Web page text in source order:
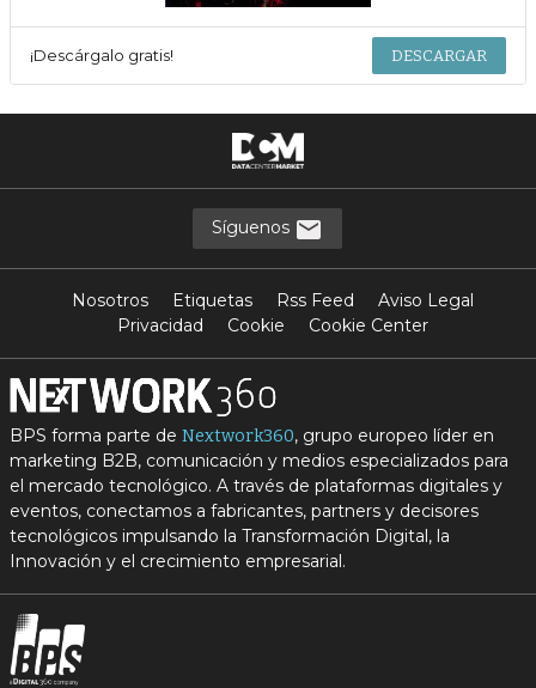
¡Descárgalo gratis! DESCARGAR
Síguenos
Nosotros Etiquetas Rss Feed
Aviso Legal
Privacidad
Cookie Cookie Center
BPS forma parte de Nextwork360, grupo europeo líder en
marketing B2B, comunicación y medios especializados para
el mercado tecnológico. A través de plataformas digitales y
eventos, conectamos a fabricantes, partners y decisores
tecnológicos impulsando la Transformación Digital, la
Innovación y el crecimiento empresarial.